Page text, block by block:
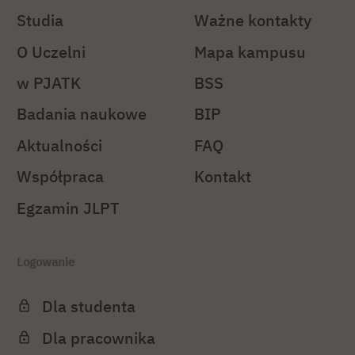
Studia
O Uczelni
w PJATK
Badania naukowe
Aktualności
Współpraca
Egzamin JLPT
Ważne kontakty
Mapa kampusu
BSS
BIP
FAQ
Kontakt
Logowanie
Dla studenta
Dla pracownika